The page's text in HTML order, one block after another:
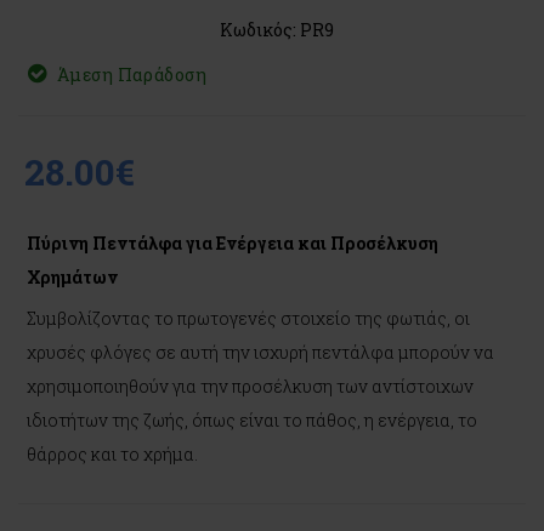
Κωδικός: PR9
Άμεση Παράδοση
28.00€
Πύρινη Πεντάλφα για Ενέργεια και Προσέλκυση
Χρημάτων
Συμβολίζοντας το πρωτογενές στοιχείο της φωτιάς, οι
χρυσές φλόγες σε αυτή την ισχυρή πεντάλφα μπορούν να
χρησιμοποιηθούν για την προσέλκυση των αντίστοιχων
ιδιοτήτων της ζωής, όπως είναι το πάθος, η ενέργεια, το
θάρρος και το χρήμα.